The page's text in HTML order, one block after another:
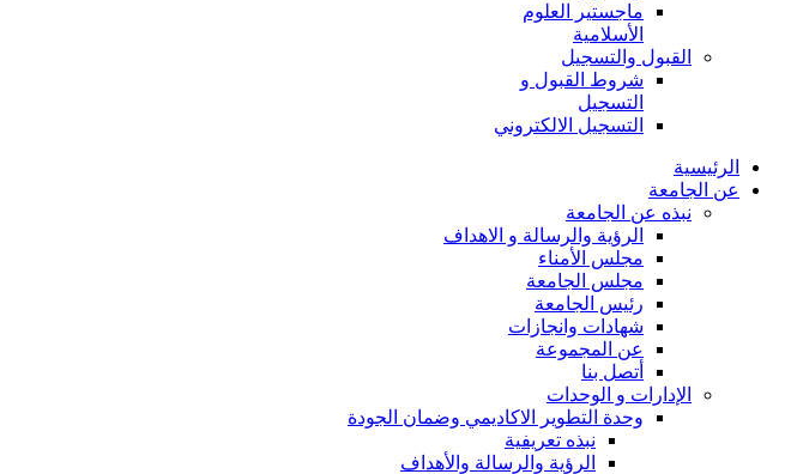
ماجستير العلوم
الأسلامية
القبول والتسجيل
شروط القبول و
التسجيل
التسجيل الالكتروني
الرئيسية
عن الجامعة
نبذه عن الجامعة
الرؤية والرسالة و الاهداف
مجلس الأمناء
مجلس الجامعة
رئيس الجامعة
شهادات وانجازات
عن المجموعة
أتصل بنا
الإدارات و الوحدات
وحدة التطوير الاكاديمي وضمان الجودة
نبذه تعريفية
الرؤية والرسالة والأهداف